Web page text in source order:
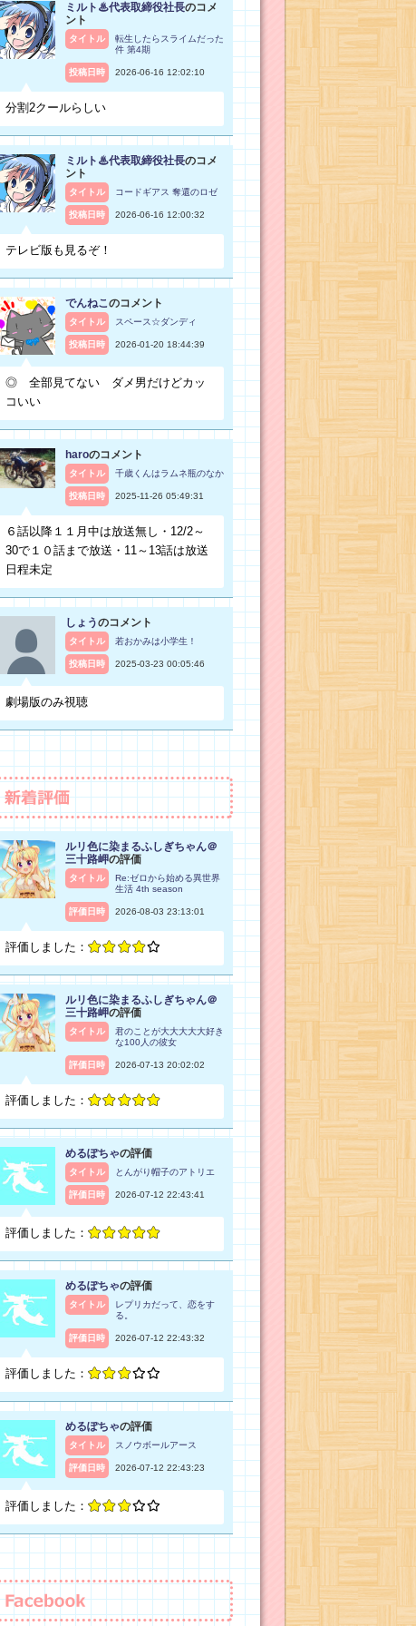
ミルト♨代表取締役社長のコメ
ント
タイトル
転生したらスライムだった
件 第4期
投稿日時 2026-06-16 12:02:10
分割2クールらしい
ミルト♨代表取締役社長のコメ
ント
タイトル コードギアス 奪還のロゼ
投稿日時 2026-06-16 12:00:32
テレビ版も見るぞ！
でんねこのコメント
タイトル スペース☆ダンディ
投稿日時 2026-01-20 18:44:39
◎ 全部見てない ダメ男だけどカッ
コいい
haroのコメント
タイトル 千歳くんはラムネ瓶のなか
投稿日時 2025-11-26 05:49:31
６話以降１１月中は放送無し・12/2～
30で１０話まで放送・11～13話は放送
日程未定
しょうのコメント
タイトル 若おかみは小学生！
投稿日時 2025-03-23 00:05:46
劇場版のみ視聴
ルリ色に染まるふしぎちゃん＠
三十路岬の評価
タイトル
Re:ゼロから始める異世界
生活 4th season
評価日時 2026-08-03 23:13:01
評価しました：
ルリ色に染まるふしぎちゃん＠
三十路岬の評価
タイトル
君のことが大大大大大好き
な100人の彼女
評価日時 2026-07-13 20:02:02
評価しました：
めるぽちゃの評価
タイトル とんがり帽子のアトリエ
評価日時 2026-07-12 22:43:41
評価しました：
めるぽちゃの評価
タイトル
レプリカだって、恋をす
る。
評価日時 2026-07-12 22:43:32
評価しました：
めるぽちゃの評価
タイトル スノウボールアース
評価日時 2026-07-12 22:43:23
評価しました：